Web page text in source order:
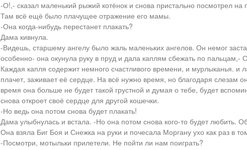
-О!,- сказал маленький рыжий котёнок и снова пристально посмотрел на
Там всё ещё было плачущее отражение его мамы.
-Она когда-нибудь перестанет плакать?
Дама кивнула.
-Видешь, старшему ангелу было жаль маленьких ангелов. Он немог
особенно- она окунула руку в пруд и дала каплям сбежать по пальцам,-
Каждая капля содержит немного счастливого времени, и мурлыканья. и
плачет, заживает её сердце. На всё нужно время, но благодаря слезам
время она больше не будет такой грустной и думая о тебе, будет
снова откроет своё сердце для другой кошечки.
-Но ведь она потом снова будет плакать!
Дама улыбнулась и встала. -Но она потом снова кого-то будет любить.
Она взяла Биг Боя и Снежка на руки и почесала Моргану ухо как раз в
-Посмотри, мотыльки прилетели. Не пойти ли нам поиграть?